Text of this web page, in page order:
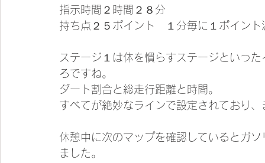
指示時間２時間２８分
持ち点２５ポイント　１分毎に１ポイント
ステージ１は体を慣らすステージといっ
ろですね。
ダート割合と総走行距離と時間。
すべてが絶妙なラインで設定されており
休憩中に次のマップを確認しているとガ
ました。